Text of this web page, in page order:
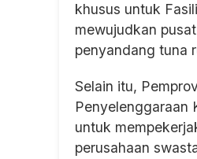
khusus untuk
mewujudkan
penyandang tuna
Selain itu,
Penyelenggaraan
untuk
perusahaan